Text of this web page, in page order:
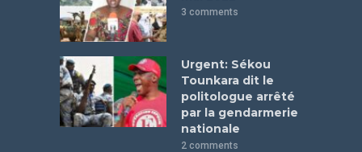
3 comments
Urgent: Sékou
Tounkara dit le
politologue arrêté
par la gendarmerie
nationale
2 comments